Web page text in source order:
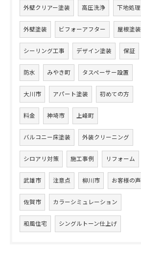
外壁クリアー塗装 高圧洗浄 下地処理
外壁塗装 ビフォーアフター 屋根塗装
シーリング工事 デザイン塗装 保証
防水 みやき町 タスペーサー設置
大川市 アパート塗装 初めての方
料金 神埼市 上峰町
バルコニー床塗装 外装クリーニング
シロアリ対策 施工事例 リフォーム
武雄市 注意点 柳川市 お客様の声
佐賀市 カラーシミュレーション
和風住宅 シングルトーン仕上げ